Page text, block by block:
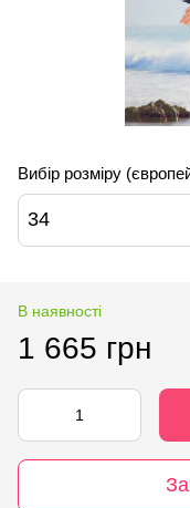
Вибір розміру
34
В наявності
1 665 грн